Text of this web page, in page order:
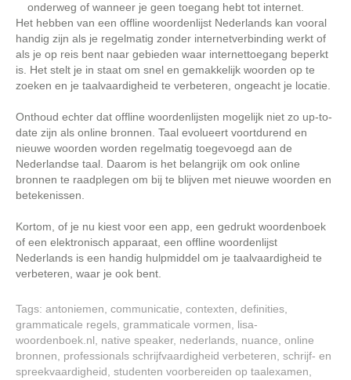
onderweg of wanneer je geen toegang hebt tot internet.
Het hebben van een offline woordenlijst Nederlands kan vooral
handig zijn als je regelmatig zonder internetverbinding werkt of
als je op reis bent naar gebieden waar internettoegang beperkt
is. Het stelt je in staat om snel en gemakkelijk woorden op te
zoeken en je taalvaardigheid te verbeteren, ongeacht je locatie.
Onthoud echter dat offline woordenlijsten mogelijk niet zo up-to-
date zijn als online bronnen. Taal evolueert voortdurend en
nieuwe woorden worden regelmatig toegevoegd aan de
Nederlandse taal. Daarom is het belangrijk om ook online
bronnen te raadplegen om bij te blijven met nieuwe woorden en
betekenissen.
Kortom, of je nu kiest voor een app, een gedrukt woordenboek
of een elektronisch apparaat, een offline woordenlijst
Nederlands is een handig hulpmiddel om je taalvaardigheid te
verbeteren, waar je ook bent.
Tags: antoniemen communicatie contexten definities
grammaticale regels grammaticale vormen
lisa-
woordenboek.nl
native speaker, nederlands nuance online
bronnen
professionals schrijfvaardigheid verbeteren schrijf- en
spreekvaardigheid studenten voorbereiden op taalexamen